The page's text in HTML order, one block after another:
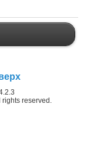
reserved.